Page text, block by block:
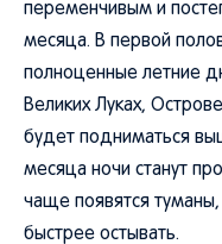
переменчивым и
месяца. В первой
полноценные летние
Великих Луках,
будет подниматься
месяца ночи станут
чаще появятся
быстрее остывать.